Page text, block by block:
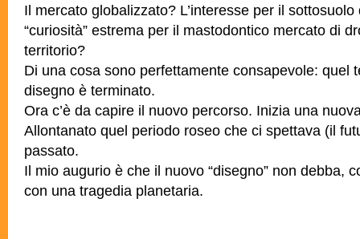
Il mercato globalizzato? L’interesse per il
“curiosità” estrema per il mastodontico mercato di
territorio?
Di una cosa sono perfettamente consapevole: quel
disegno è terminato.
Ora c’è da capire il nuovo percorso. Inizia una
Allontanato quel periodo roseo che ci spettava (il
passato.
Il mio augurio è che il nuovo “disegno” non debba,
con una tragedia planetaria.